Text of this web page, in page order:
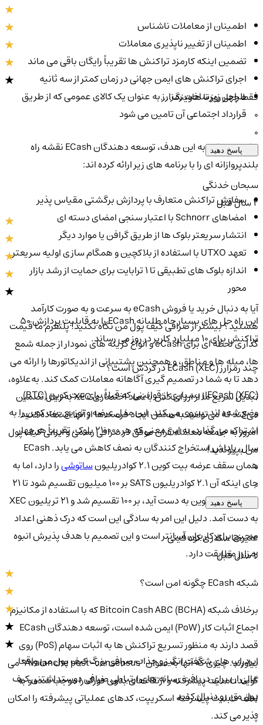
اطمینان از معاملات ناشناس
اطمینان از تغییر ناپذیری معاملات
تضمین اینکه کارمزد تراکنش ها تقریباً رایگان باقی می ماند
اجرای تراکنش های ایمن جهانی در زمان کمتر از سه ثانیه
طراحی زیرساخت رمزارز به عنوان یک کالای عمومی که از طریق
قرارداد اجتماعی آن تامین می شود
برای دستیابی به این هدف، توسعه دهندگان ECash نقشه راه
بلندپروازانه ای را با برنامه های زیر ارائه کرده اند:
سفارش تراکنش متعارف با پردازش برگشتی مقیاس پذیر
امضاهای Schnorr با اعتبار سنجی امضای دسته ای
انتشار سریعتر بلوک ها از طریق گرافن یا موارد دیگر
تعهد UTXO با استفاده از بلاکچین و همگام سازی اولیه سریعتر
اندازه بلوک های تطبیقی تا 1 ترابایت برای حمایت از رشد بازار
محور
این راه حل های بسیار جاه طلبانه ECash را به قابلیت پردازش 50
تراکنش برای 10 میلیارد کاربر در روز می رساند.
چند رمزارز ECash (XEC) در گردش است؟
ECash (XEC)از بسیاری از قوانینی که قبلاً برای بیت کوین (BTC)
وضع شده اند، پیروی می کند. این مدل عرضه و توزیع بیت کوین را به
اشتراک می گذارد، به این معنی که هر 210000 بلوک، تقریباً هر چهار
سال، پاداش استخراج کنندگان به نصف کاهش می یابد. ECash
همان سقف عرضه بیت کوین 2.1 کوادریلیون
ساتوشیرا دارد، اما به
جای اینکه آن 2.1 کوادریلیون SATS بر 100 میلیون تقسیم شود تا 21
میلیون بیت کوین به دست آید، بر 100 تقسیم شد و 21 تریلیون XEC
به دست آمد. دلیل این امر به سادگی این است که درک ذهنی اعداد
صحیح برای کاربران آسانتر است و این تصمیم با هدف پذیرش انبوه
رمزارز مطابقت دارد.
شبکه ECash چگونه امن است؟
برخلاف شبکه Bitcoin Cash ABC (BCHA) که با استفاده از مکانیزم
اجماع اثبات کار (PoW) ایمن شده است، توسعه دهندگان ECash
قصد دارند به منظور تسریع تراکنش ها به اثبات سهام (PoS) روی
بیاورند. چیزی که آنها به عنوان "Avalanche post-consensus" می
گویند، امنیت پیشرفته و ارتقاءهای بدون فورک را موجب شده و به
لطف قابلیت پیشرفته اسکریپت، کدهای عملیاتی پیشرفته را امکان
پذیر می کند.
فقط چهار روز تا هاوینگ....
پاسخ دهید
سبحان خدنگی
آیا به دنبال خرید یا فروش eCash به سرعت و به صورت کارآمد
هستید؟ بیشتر از صرافی کیف پول من نگاه نکنید! پلتفرم ما قیمت
گذاری لحظه ای برای eCash و انواع گزینه های نمودار از جمله شمع
ها، میله ها و مناطق، و همچنین پشتیبانی از اندیکاتورها را ارائه می
دهد تا به شما در تصمیم گیری آگاهانه معاملات کمک کند. به‌علاوه،
تبدیل سریع ما از ارز ای کش با نماد اختصاری XEC به ریال تضمین
می‌کند که می‌توانید به محض ایجاد فرصت‌ها از آنها استفاده کنید.
امروز به جامعه معامله گران موفق در صرافی رسمی و ایرانی کیف پول
من بپیوندید!
پاسخ دهید
علیرضا سالاری کوه فینی
ایردراپ های شگفت انگیز و جذاب صرافی بزرگ کیف پول من واقعا
عالی ان برای دریافت رسانه های ارتباطی صرافی دوستداشتنی کیف
پول من رو دنبال کنید